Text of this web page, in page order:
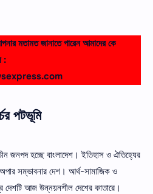
মতামত জানাতে পারেন আমাদের কে
:
পটভূমি
জনপদ হচ্ছে বাংলাদেশ। ইতিহাস ও ঐতিহ্যের
সম্ভাবনার দেশ। আর্থ-সামাজিক ও
দেশটি আজ উন্নয়নশীল দেশের কাতারে।